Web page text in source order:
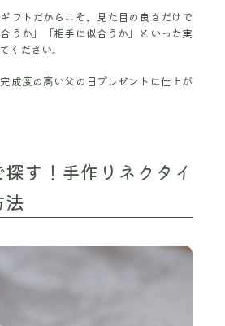
フトだからこそ、見た目の良さだけで
うか」「相手に似合うか」といった実
ください。
成度の高い父の日プレゼントに仕上が
す！手作りネクタイ
法